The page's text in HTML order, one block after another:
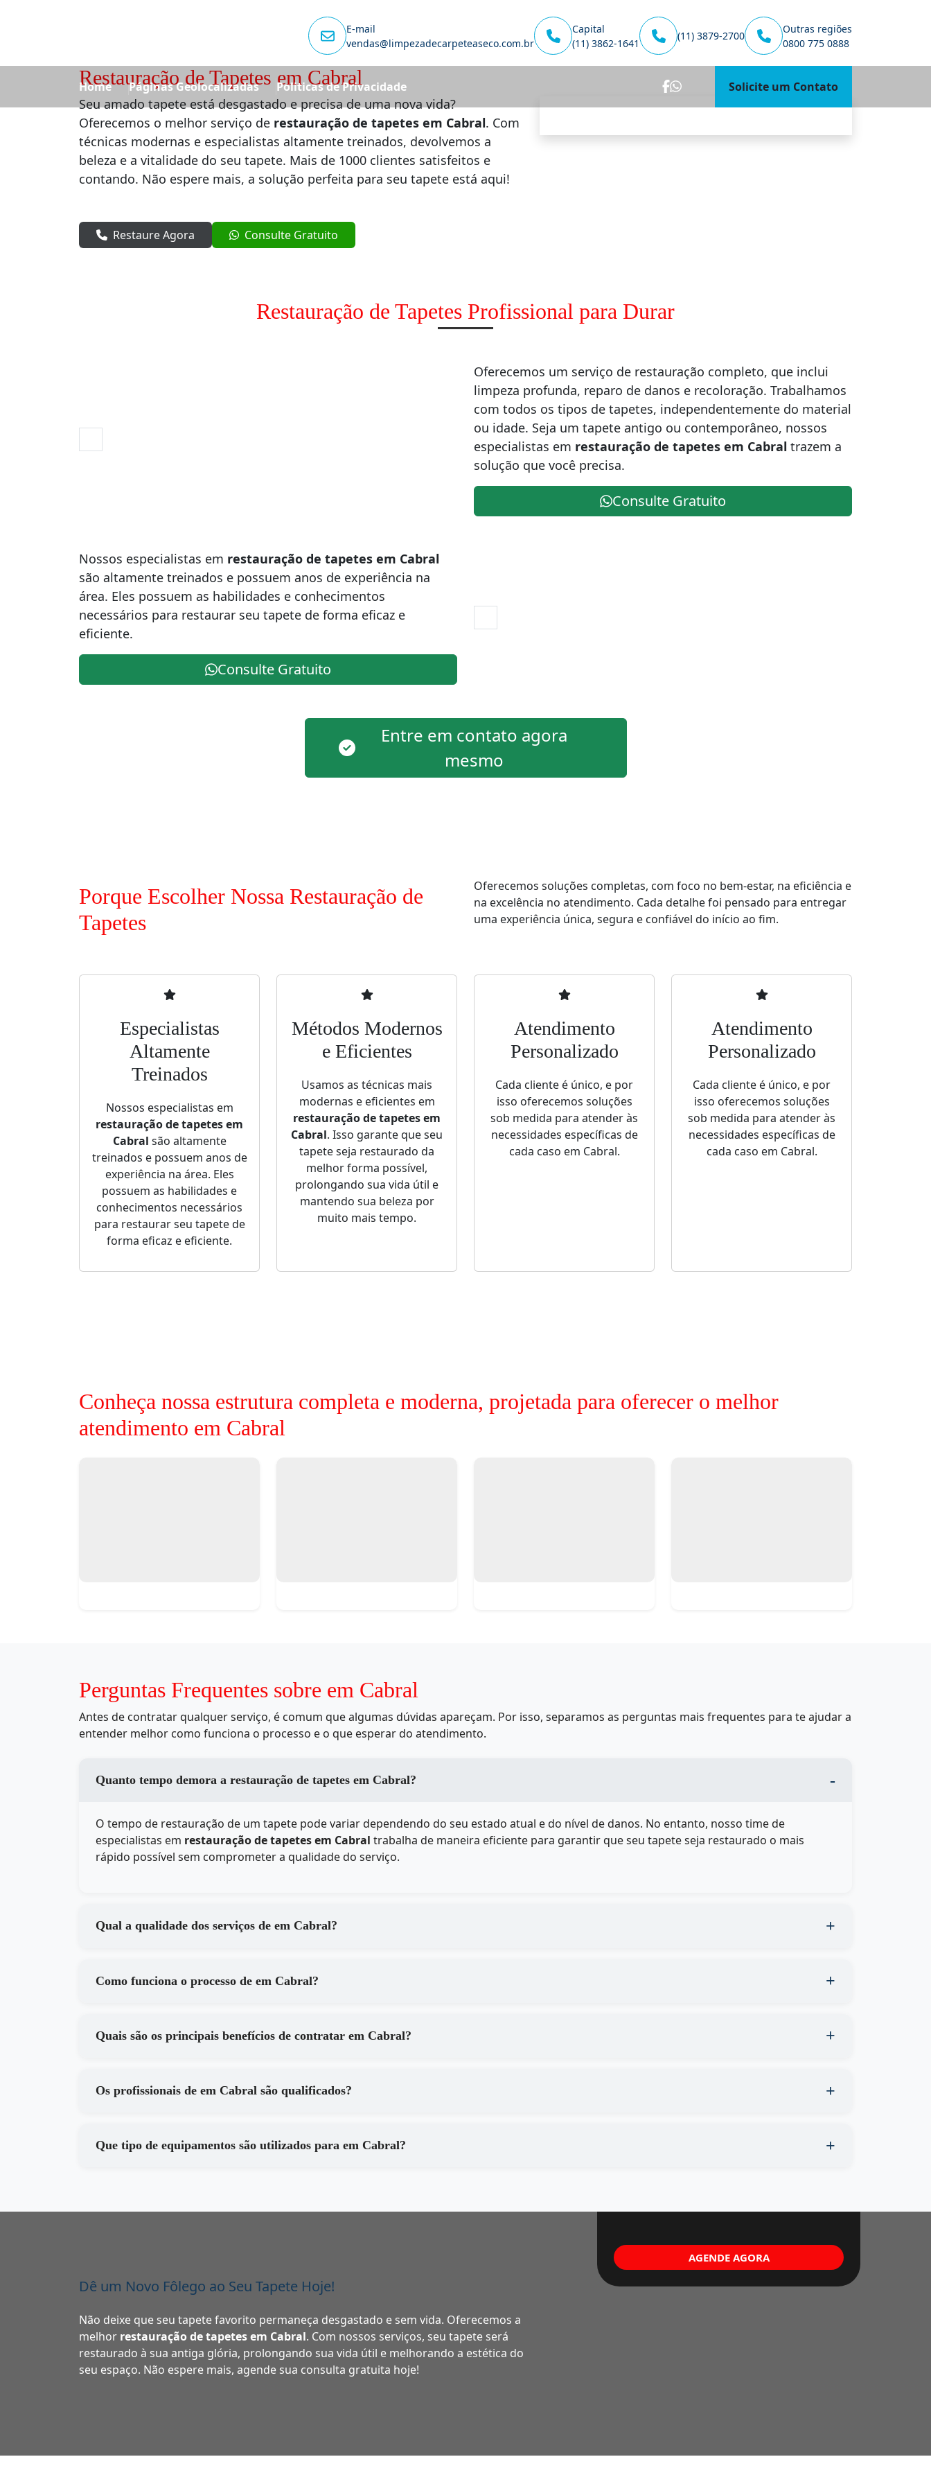
E-mail
vendas@limpezadecarpeteaseco.com.br
Capital
(11) 3862-1641
(11) 3879-2700
Outras regiões
0800 775 0888
Home Páginas Geolocalizadas Politicas de Privacidade Solicite um Contato
Unidade Cabral
Restauração de Tapetes em Cabral
Seu amado tapete está desgastado e precisa de uma nova vida?
Oferecemos o melhor serviço de restauração de tapetes em Cabral. Com
técnicas modernas e especialistas altamente treinados, devolvemos a
beleza e a vitalidade do seu tapete. Mais de 1000 clientes satisfeitos e
contando. Não espere mais, a solução perfeita para seu tapete está aqui!
Restaure Agora Consulte Gratuito
Restauração de Tapetes Profissional para Durar
Oferecemos um serviço de restauração completo, que inclui
limpeza profunda, reparo de danos e recoloração. Trabalhamos
com todos os tipos de tapetes, independentemente do material
ou idade. Seja um tapete antigo ou contemporâneo, nossos
especialistas em restauração de tapetes em Cabral trazem a
solução que você precisa.
Consulte Gratuito
Nossos especialistas em restauração de tapetes em Cabral
são altamente treinados e possuem anos de experiência na
área. Eles possuem as habilidades e conhecimentos
necessários para restaurar seu tapete de forma eficaz e
eficiente.
Consulte Gratuito
Entre em contato agora
mesmo
Porque Escolher Nossa Restauração de
Tapetes
Oferecemos soluções completas, com foco no bem-estar, na eficiência e
na excelência no atendimento. Cada detalhe foi pensado para entregar
uma experiência única, segura e confiável do início ao fim.
Especialistas
Altamente
Treinados
Nossos especialistas em
restauração de tapetes em
Cabral são altamente
treinados e possuem anos de
experiência na área. Eles
possuem as habilidades e
conhecimentos necessários
para restaurar seu tapete de
forma eficaz e eficiente.
Métodos Modernos
e Eficientes
Usamos as técnicas mais
modernas e eficientes em
restauração de tapetes em
Cabral. Isso garante que seu
tapete seja restaurado da
melhor forma possível,
prolongando sua vida útil e
mantendo sua beleza por
muito mais tempo.
Atendimento
Personalizado
Cada cliente é único, e por
isso oferecemos soluções
sob medida para atender às
necessidades específicas de
cada caso em Cabral.
Atendimento
Personalizado
Cada cliente é único, e por
isso oferecemos soluções
sob medida para atender às
necessidades específicas de
cada caso em Cabral.
Conheça nossa estrutura completa e moderna, projetada para oferecer o melhor
atendimento em Cabral
Perguntas Frequentes sobre em Cabral
Antes de contratar qualquer serviço, é comum que algumas dúvidas apareçam. Por isso, separamos as perguntas mais frequentes para te ajudar a
entender melhor como funciona o processo e o que esperar do atendimento.
Quanto tempo demora a restauração de tapetes em Cabral?
O tempo de restauração de um tapete pode variar dependendo do seu estado atual e do nível de danos. No entanto, nosso time de
especialistas em restauração de tapetes em Cabral trabalha de maneira eficiente para garantir que seu tapete seja restaurado o mais
rápido possível sem comprometer a qualidade do serviço.
Qual a qualidade dos serviços de em Cabral?
Como funciona o processo de em Cabral?
Quais são os principais benefícios de contratar em Cabral?
Os profissionais de em Cabral são qualificados?
Que tipo de equipamentos são utilizados para em Cabral?
Dê um Novo Fôlego ao Seu Tapete Hoje!
Não deixe que seu tapete favorito permaneça desgastado e sem vida. Oferecemos a
melhor restauração de tapetes em Cabral. Com nossos serviços, seu tapete será
restaurado à sua antiga glória, prolongando sua vida útil e melhorando a estética do
seu espaço. Não espere mais, agende sua consulta gratuita hoje!
AGENDE AGORA